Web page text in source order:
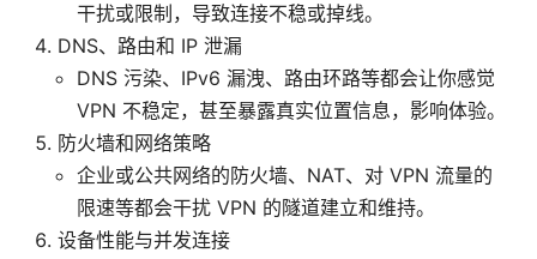
干扰或限制，导致连接不稳或掉线。
DNS、路由和 IP 泄漏
DNS 污染、IPv6 漏洩、路由环路等都会让你感觉
VPN 不稳定，甚至暴露真实位置信息，影响体验。
防火墙和网络策略
企业或公共网络的防火墙、NAT、对 VPN 流量的
限速等都会干扰 VPN 的隧道建立和维持。
设备性能与并发连接